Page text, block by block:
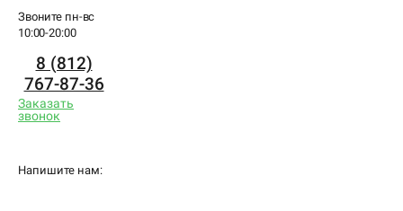
Звоните пн-вс
10:00-20:00
8 (812)
767-87-36
Заказать
звонок
Напишите нам: